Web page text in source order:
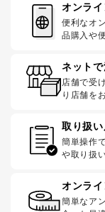
オンラ
便利なオ
品購入や
ネット
店舗で受
り店舗を
取り扱
簡単操作
や取り扱
オンラ
簡単なア